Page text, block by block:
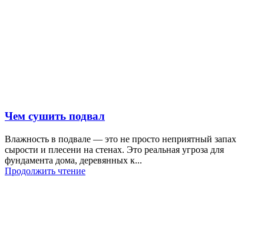
Чем сушить подвал
Влажность в подвале — это не просто неприятный запах
сырости и плесени на стенах. Это реальная угроза для
фундамента дома, деревянных к...
Продолжить чтение